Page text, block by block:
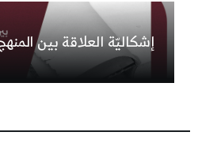
إشكاليّة العلاقة بين